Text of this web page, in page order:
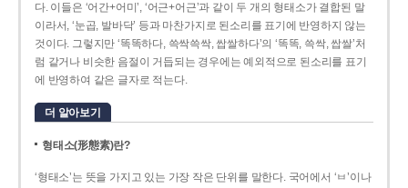
다. 이들은 ‘어간+어미’, ‘어근+어근’과 같이 두 개의 형태소가 결합된 말
이라서, ‘눈곱, 발바닥’ 등과 마찬가지로 된소리를 표기에 반영하지 않는
것이다. 그렇지만 ‘똑똑하다, 쓱싹쓱싹, 쌉쌀하다’의 ‘똑똑, 쓱싹, 쌉쌀’처
럼 같거나 비슷한 음절이 거듭되는 경우에는 예외적으로 된소리를 표기
에 반영하여 같은 글자로 적는다.
더 알아보기
형태소(形態素)란?
‘형태소’는 뜻을 가지고 있는 가장 작은 단위를 말한다. 국어에서 ‘ㅂ’이나